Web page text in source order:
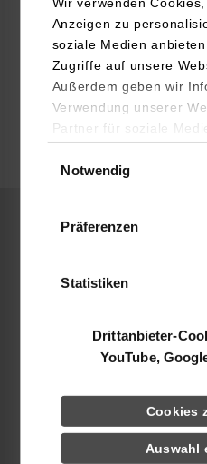
Anzeigen zu
soziale Medien
Zugriffe auf unsere
Außerdem geben wir
Verwendung unserer
Partner für soziale
YouTube, Google
Daten zusammen, die
haben oder die sie im
Notwendig
Präferenzen
Statistiken
Drittanbieter-
YouTube,
Cookies
Auswahl
Ludwigsburg
07141 16-753255
marco.tisch@ww-ag.com